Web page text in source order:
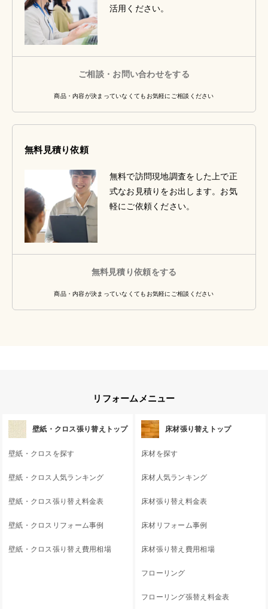
活用ください。
ご相談・お問い合わせをする
商品・内容が決まっていなくてもお気軽にご相談ください
無料見積り依頼
無料で訪問現地調査をした上で正
式なお見積りをお出します。お気
軽にご依頼ください。
無料見積り依頼をする
商品・内容が決まっていなくてもお気軽にご相談ください
リフォームメニュー
壁紙・クロス張り替えトップ
壁紙・クロスを探す
壁紙・クロス人気ランキング
壁紙・クロス張り替え料金表
壁紙・クロスリフォーム事例
壁紙・クロス張り替え費用相場
床材張り替えトップ
床材を探す
床材人気ランキング
床材張り替え料金表
床材リフォーム事例
床材張り替え費用相場
フローリング
フローリング張替え料金表